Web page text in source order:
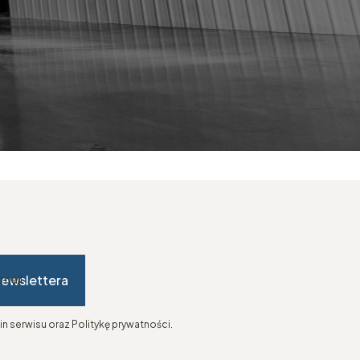
serwisu oraz Politykę prywatności.